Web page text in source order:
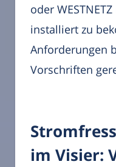
oder
installiert zu
Anforderungen
Vorschriften
im Visier: